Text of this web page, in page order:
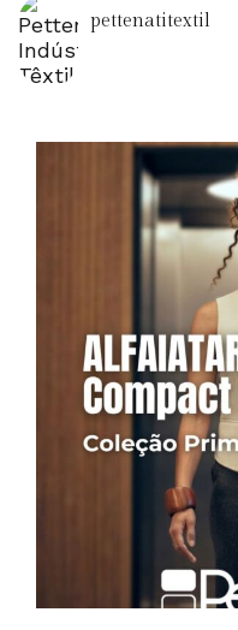
pettenatitextil